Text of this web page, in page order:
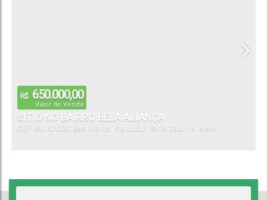
R$ 650.000,00
Valor de Venda
SÍTIO NO BAIRRO BELA ALIANÇA
CEP: 89160-000 Bela Aliança Rio do Sul Santa Catarina Brasil